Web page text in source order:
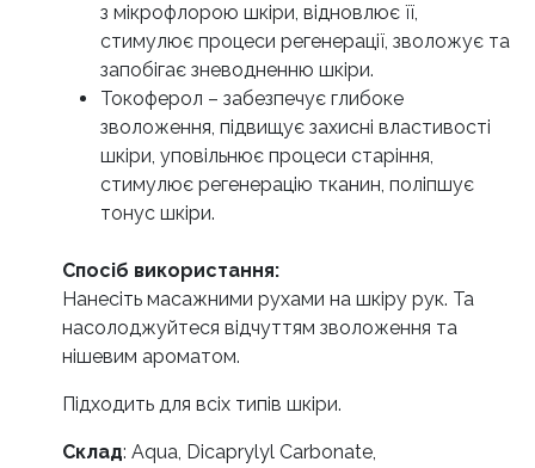
з мікрофлорою шкіри, відновлює її,
стимулює процеси регенерації, зволожує та
запобігає зневодненню шкіри.
Токоферол – забезпечує глибоке
зволоження, підвищує захисні властивості
шкіри, уповільнює процеси старіння,
стимулює регенерацію тканин, поліпшує
тонус шкіри.
Спосіб використання:
Нанесіть масажними рухами на шкіру рук. Та
насолоджуйтеся відчуттям зволоження та
нішевим ароматом.
Підходить для всіх типів шкіри.
Склад: Aqua, Dicaprylyl Carbonate,